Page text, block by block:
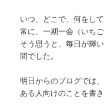
いつ、どこで、何をし
常に、一期一会（いちご
そう思うと、毎日が輝
間でした。
明日からのブログでは
ある人向けのことを書